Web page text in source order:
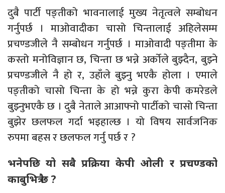
दुबै पार्टी पङ्तीको भावनालाई मुख्य नेतृत्वले सम्बोधन
गर्नुपर्छ । माओवादीका चासो चिन्तालाई अहिलेसम्म
प्रचण्डजीले नै सम्बोधन गर्नुपर्छ । माओवादी पङ्तीमा के
कस्तो मनोविज्ञान छ, चिन्ता छ भन्ने अर्कोले बुझ्दैन, बुझ्ने
प्रचण्डजीले नै हो र, उहाँले बुझ्नु भएकै होला । एमाले
पङ्तीको चासो चिन्ता के हो भन्ने कुरा केपी कमरेडले
बुझ्नुभएकै छ । दुबै नेताले आआफ्नो पार्टीको चासो चिन्ता
बुझेर छलफल गर्दा भइहाल्छ । यो विषय सार्वजनिक
रुपमा बहस र छलफल गर्नु पर्छ र ?
भनेपछि यो सबै प्रक्रिया केपी ओली र प्रचण्डको
काबुभित्रै छ ?